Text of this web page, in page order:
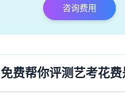
咨询费用
免费帮你评测艺考花